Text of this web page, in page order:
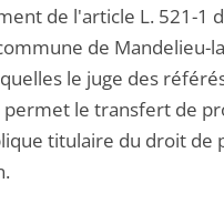
de l'article L. 521-1
de Mandelieu-
le juge des
le transfert de
titulaire du droit de